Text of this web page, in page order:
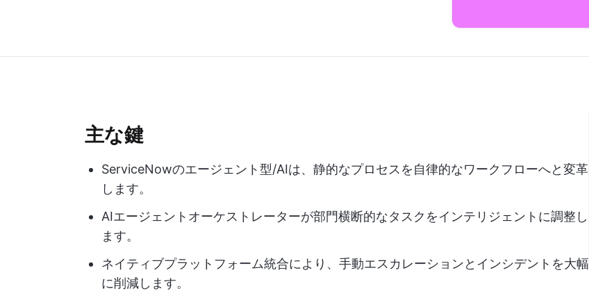
主な鍵
ServiceNowのエージェント型/AIは、静的なプロセスを自律的なワークフローへと変革
します。
AIエージェントオーケストレーターが部門横断的なタスクをインテリジェントに調整し
ます。
ネイティブプラットフォーム統合により、手動エスカレーションとインシデントを大幅
に削減します。